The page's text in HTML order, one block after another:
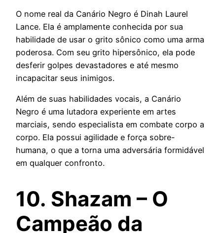
O nome real da Canário Negro é Dinah Laurel
Lance. Ela é amplamente conhecida por sua
habilidade de usar o grito sônico como uma arma
poderosa. Com seu grito hipersônico, ela pode
desferir golpes devastadores e até mesmo
incapacitar seus inimigos.
Além de suas habilidades vocais, a Canário
Negro é uma lutadora experiente em artes
marciais, sendo especialista em combate corpo a
corpo. Ela possui agilidade e força sobre-
humana, o que a torna uma adversária formidável
em qualquer confronto.
10. Shazam – O
Campeão da